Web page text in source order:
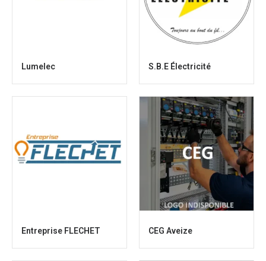
Lumelec S.B.E Électricité
Entreprise FLECHET CEG Aveize